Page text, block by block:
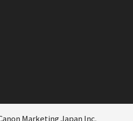
Marketing Japan Inc.